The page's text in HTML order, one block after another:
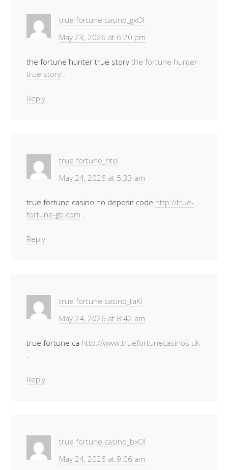
true fortune casino_gxOl
May 23, 2026 at 6:20 pm
the fortune hunter true story the fortune hunter
true story
Reply
true fortune_htel
May 24, 2026 at 5:33 am
true fortune casino no deposit code http://true-
fortune-gb.com
Reply
true fortune casino_taKl
May 24, 2026 at 8:42 am
true fortune ca http://www.truefortunecasinos.uk
Reply
true fortune casino_bxOl
May 24, 2026 at 9:06 am